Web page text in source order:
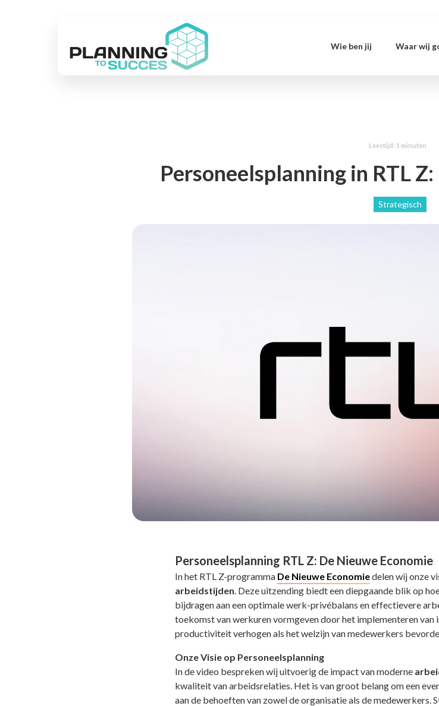
Wie ben jij Waar wij
Personeelsplanning in RTL
Strategisch
Personeelsplanning RTL Z: De Nieuwe Economie
In het RTL Z-programma De Nieuwe Economiedelen wij onze
arbeidstijden . Deze uitzending biedt een diepgaande blik op
bijdragen aan een optimale werk-privébalans en effectievere
toekomst van werkuren vormgeven door het implementeren van
productiviteit verhogen als het welzijn van medewerkers
Onze Visie op Personeelsplanning
In de video bespreken wij uitvoerig de impact van moderne
kwaliteit van arbeidsrelaties. Het is van groot belang om een
aan de behoeften van zowel de organisatie als de medewerkers.